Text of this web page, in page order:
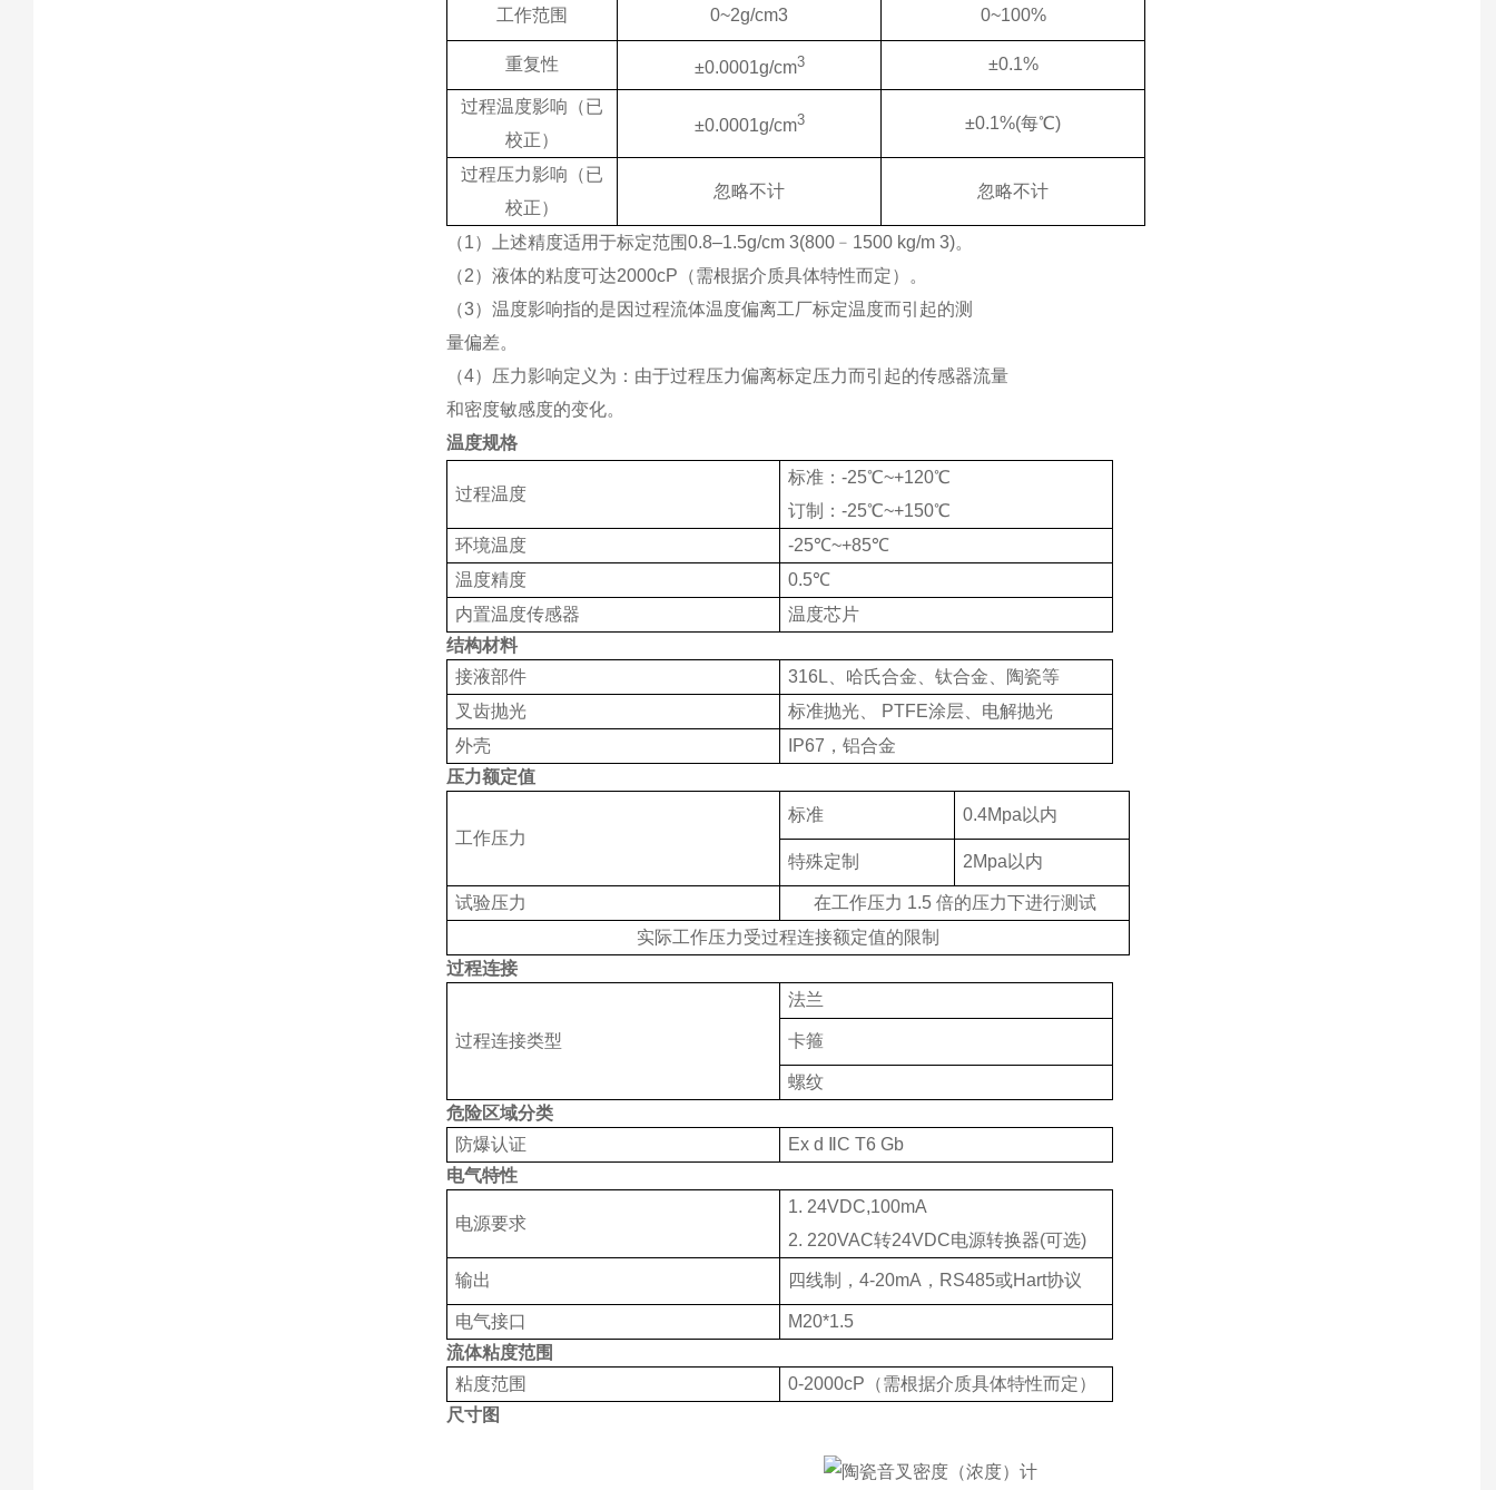
工作范围 0~2g/cm3 0~100%
重复性 ±0.0001g/cm3 ±0.1%
过程温度影响（已
校正）
±0.0001g/cm3 ±0.1%(每℃)
过程压力影响（已
校正）
忽略不计 忽略不计
（1）上述精度适用于标定范围0.8–1.5g/cm3(800﹣1500 kg/m3)。
（2）液体的粘度可达2000cP（需根据介质具体特性而定）。
（3）温度影响指的是因过程流体温度偏离工厂标定温度而引起的测
量偏差。
（4）压力影响定义为：由于过程压力偏离标定压力而引起的传感器流量
和密度敏感度的变化。
温度规格
过程温度
标准：-25℃~+120℃
订制：-25℃~+150℃
环境温度
-25℃~+85℃
温度精度
0.5℃
内置温度传感器
温度芯片
结构材料
接液部件
316L、哈氏合金、钛合金、陶瓷等
叉齿抛光
标准抛光、 PTFE涂层、电解抛光
外壳
IP67，铝合金
压力额定值
工作压力
标准 0.4Mpa以内
特殊定制 2Mpa以内
试验压力 在工作压力 1.5 倍的压力下进行测试
实际工作压力受过程连接额定值的限制
过程连接
过程连接类型
法兰
卡箍
螺纹
危险区域分类
防爆认证
Ex d ⅡC T6 Gb
电气特性
电源要求
1. 24VDC,100mA
2. 220VAC转24VDC电源转换器(可选)
输出 四线制，4-20mA ， RS485或Hart协议
电气接口
M20*1.5
流体粘度范围
粘度范围
0-2000cP（需根据介质具体特性而定）
尺寸图